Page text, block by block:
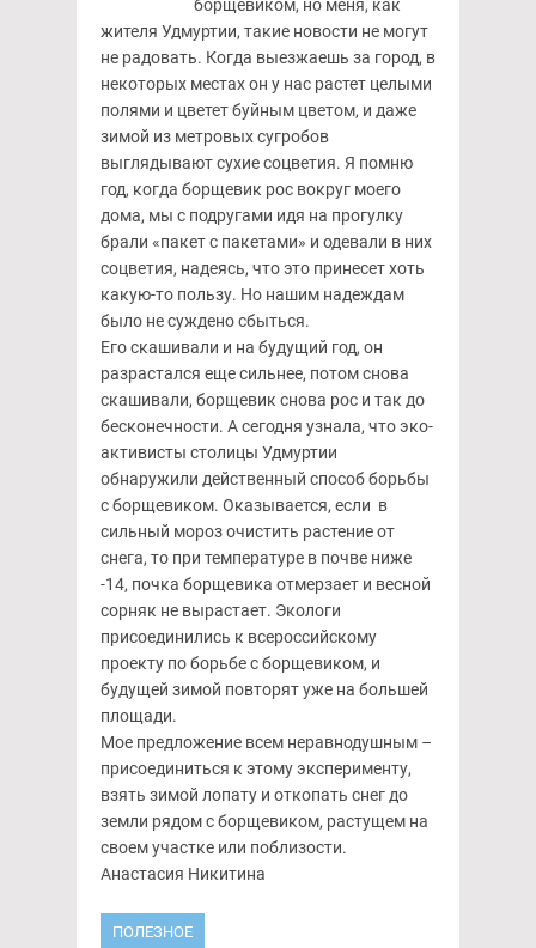
борщевиком, но меня, как
жителя Удмуртии, такие новости не могут
не радовать. Когда выезжаешь за город, в
некоторых местах он у нас растет целыми
полями и цветет буйным цветом, и даже
зимой из метровых сугробов
выглядывают сухие соцветия. Я помню
год, когда борщевик рос вокруг моего
дома, мы с подругами идя на прогулку
брали «пакет с пакетами» и одевали в них
соцветия, надеясь, что это принесет хоть
какую-то пользу. Но нашим надеждам
было не суждено сбыться.
Его скашивали и на будущий год, он
разрастался еще сильнее, потом снова
скашивали, борщевик снова рос и так до
бесконечности. А сегодня узнала, что эко-
активисты столицы Удмуртии
обнаружили действенный способ борьбы
с борщевиком. Оказывается, если в
сильный мороз очистить растение от
снега, то при температуре в почве ниже
-14, почка борщевика отмерзает и весной
сорняк не вырастает. Экологи
присоединились к всероссийскому
проекту по борьбе с борщевиком, и
будущей зимой повторят уже на большей
площади.
Мое предложение всем неравнодушным –
присоединиться к этому эксперименту,
взять зимой лопату и откопать снег до
земли рядом с борщевиком, растущем на
своем участке или поблизости.
Анастасия Никитина
ПОЛЕЗНОЕ